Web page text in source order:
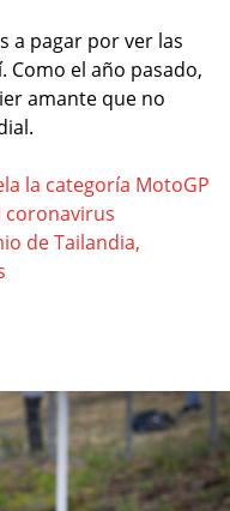
a pagar por ver las
Como el año pasado,
amante que no
la categoría MotoGP
coronavirus
de Tailandia,